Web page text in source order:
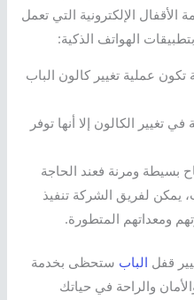
الإلكترونية التي تعمل
الهواتف الذكية:
تكون عملية تغيير كالون الباب
تغيير الكالون إلا أنها توفر
بسيطة ومرنة فعند الحاجة
يمكن لفريق الشركة تنفيذ
ومعداتهم المتطورة.
قفل الباب ستحظى بخدمة
والراحة في حياتك